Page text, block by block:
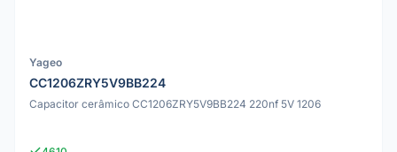
Yageo
CC1206ZRY5V9BB224
Capacitor cerâmico CC1206ZRY5V9BB224 220nf 5V 1206